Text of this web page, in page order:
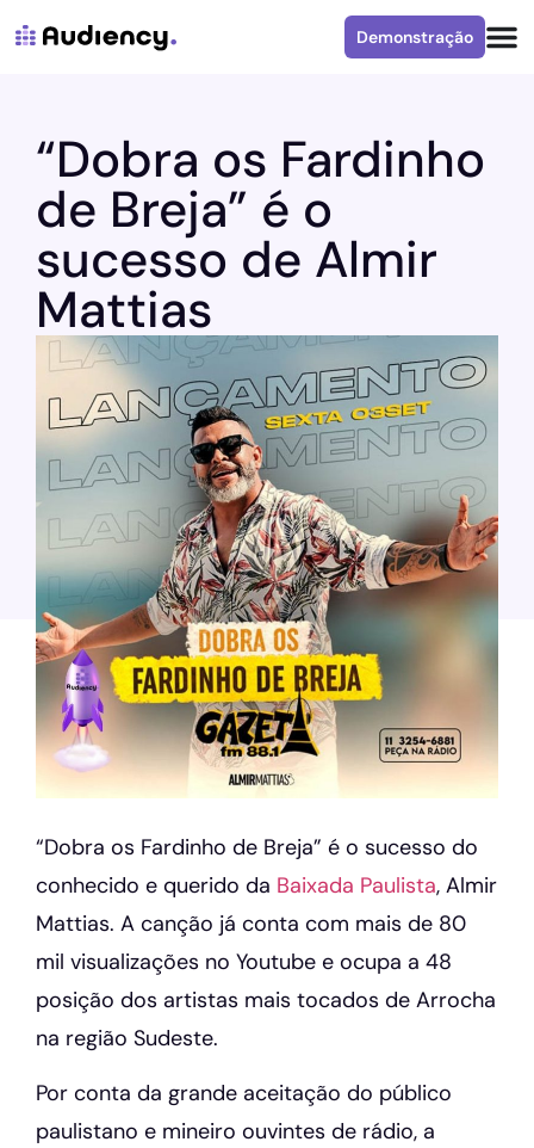
Demonstração
“Dobra os Fardinho
de Breja” é o
sucesso de Almir
Mattias
“Dobra os Fardinho de Breja” é o sucesso do
conhecido e querido da Baixada Paulista, Almir
Mattias. A canção já conta com mais de 80
mil visualizações no Youtube e ocupa a 48
posição dos artistas mais tocados de Arrocha
na região Sudeste.
Por conta da grande aceitação do público
paulistano e mineiro ouvintes de rádio, a